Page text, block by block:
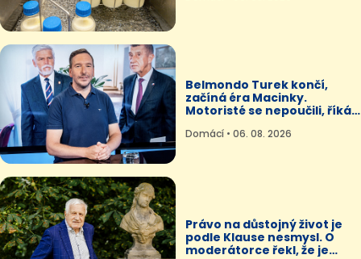
Belmondo Turek končí,
začíná éra Macinky.
Motoristé se nepoučili, říká
Domácí • 06. 08. 2026
Právo na důstojný život je
podle Klause nesmysl. O
moderátorce řekl, že je